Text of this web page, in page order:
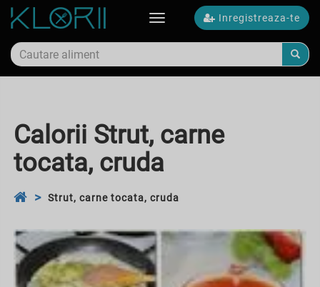
Inregistreaza-te
Toggle
Calorii Strut, carne
tocata, cruda
Strut, carne tocata, cruda